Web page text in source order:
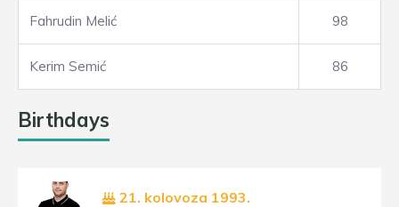
Fahrudin Melić 98
Kerim Semić 86
Birthdays
21. kolovoza 1993.